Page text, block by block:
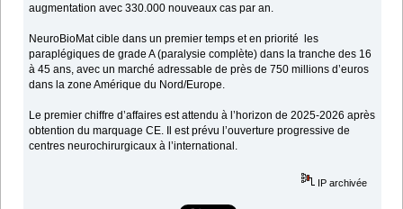
augmentation avec 330.000 nouveaux cas par an.
NeuroBioMat cible dans un premier temps et en priorité les
paraplégiques de grade A (paralysie complète) dans la tranche des 16
à 45 ans, avec un marché adressable de près de 750 millions d’euros
dans la zone Amérique du Nord/Europe.
Le premier chiffre d’affaires est attendu à l’horizon de 2025-2026 après
obtention du marquage CE. Il est prévu l’ouverture progressive de
centres neurochirurgicaux à l’international.
IP archivée